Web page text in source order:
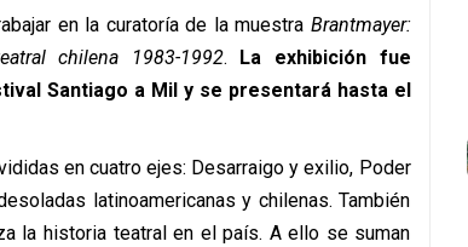
en la curatoría de la muestra Brantmayer:
chilena 1983-1992. La exhibición fue
Santiago a Mil y se presentará hasta el
en cuatro ejes: Desarraigo y exilio, Poder
latinoamericanas y chilenas. También
la historia teatral en el país. A ello se suman